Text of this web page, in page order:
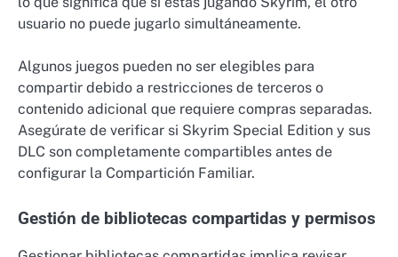
usuario no puede jugarlo simultáneamente.
Algunos juegos pueden no ser elegibles para
compartir debido a restricciones de terceros o
contenido adicional que requiere compras separadas.
Asegúrate de verificar si Skyrim Special Edition y sus
DLC son completamente compartibles antes de
configurar la Compartición Familiar.
Gestión de bibliotecas compartidas y permisos